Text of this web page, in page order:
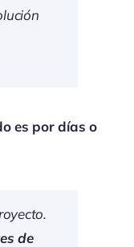
es por días o
de